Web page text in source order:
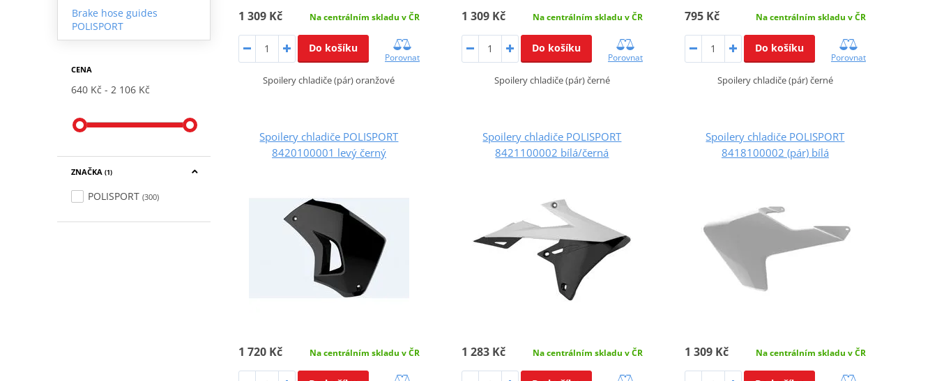
Brake hose guides
POLISPORT
CENA
640 Kč 2 106 Kč
ZNAČKA (1)
POLISPORT (300)
1 309 Kč Na centrálním skladu v ČR
Do košíku
Porovnat
Spoilery chladiče (pár) oranžové
1 309 Kč Na centrálním skladu v ČR
Do košíku
Porovnat
Spoilery chladiče (pár) černé
795 Kč Na centrálním skladu v ČR
Do košíku
Porovnat
Spoilery chladiče (pár) černé
Spoilery chladiče POLISPORT
8420100001 levý černý
1 720 Kč Na centrálním skladu v ČR
Spoilery chladiče POLISPORT
8421100002 bílá/černá
1 283 Kč Na centrálním skladu v ČR
Spoilery chladiče POLISPORT
8418100002 (pár) bílá
1 309 Kč Na centrálním skladu v ČR